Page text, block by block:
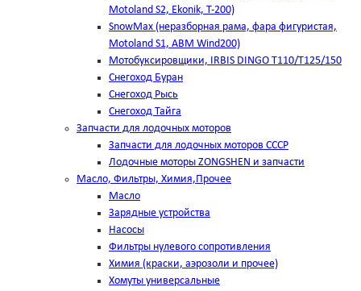
Motoland S2, Ekonik, T-200)
SnowMax (неразборная рама, фара фигуристая,
Motoland S1, ABM Wind200)
Мотобуксировщики, IRBIS DINGO Т110/Т125/150
Снегоход Буран
Снегоход Рысь
Снегоход Тайга
Запчасти для лодочных моторов
Запчасти для лодочных моторов СССР
Лодочные моторы ZONGSHEN и запчасти
Масло, Фильтры, Химия,Прочее
Масло
Зарядные устройства
Насосы
Фильтры нулевого сопротивления
Химия (краски, аэрозоли и прочее)
Хомуты универсальные